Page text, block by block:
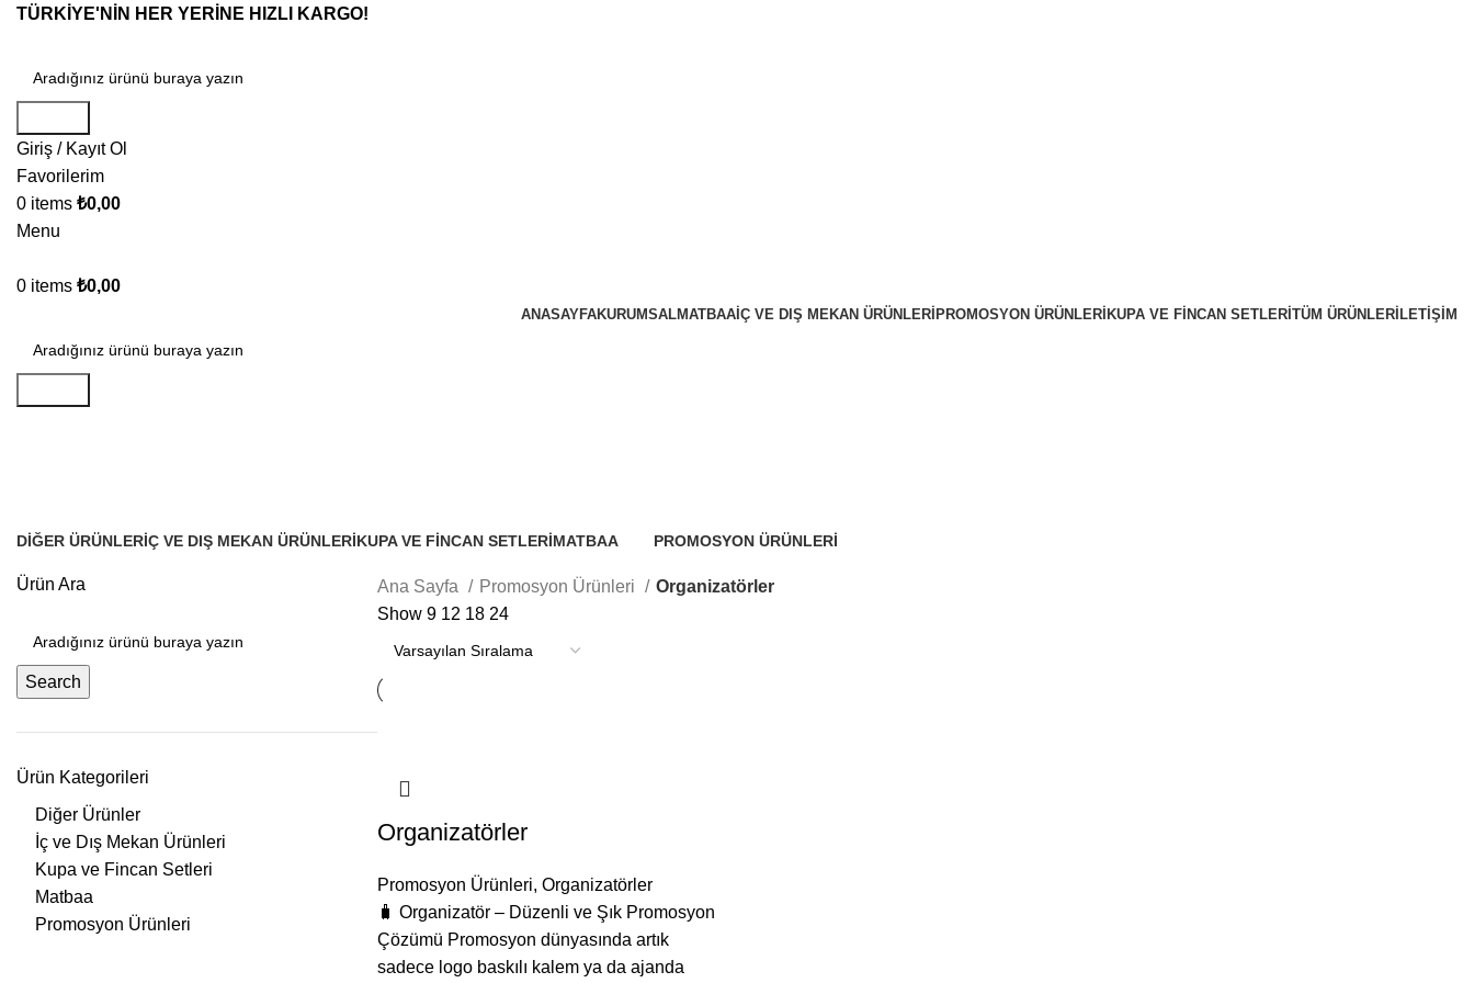
TÜRKİYE'NİN HER YERİNE HIZLI KARGO!
Giriş / Kayıt Ol
Favorilerim
0 items ₺0,00
Menu
0 items ₺0,00
ANASAYFAKURUMSALMATBAA İÇ VE DIŞ MEKAN ÜRÜNLERI PROMOSYON ÜRÜNLERI KUPA VE FINCAN SETLERI TÜM ÜRÜNLER İLETIŞIM
DIĞER ÜRÜNLERİÇ VE DIŞ MEKAN ÜRÜNLERIKUPA VE FINCAN SETLERIMATBAA
PROMOSYON ÜRÜNLERI
Ürün Ara
Search
Ürün Kategorileri
Diğer Ürünler
İç ve Dış Mekan Ürünleri
Kupa ve Fincan Setleri
Matbaa
Promosyon Ürünleri
Ana Sayfa Promosyon Ürünleri
Organizatörler
Show 9 12 18 24
Organizatörler
Promosyon Ürünleri, Organizatörler
🧳 Organizatör – Düzenli ve Şık Promosyon
Çözümü Promosyon dünyasında artık
sadece logo baskılı kalem ya da ajanda